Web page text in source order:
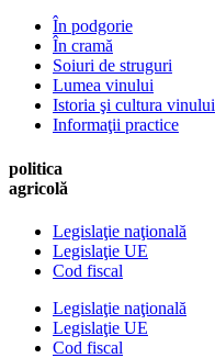
În podgorie
În cramă
Soiuri de struguri
Lumea vinului
Istoria şi cultura vinului
Informaţii practice
politica
agricolă
Legislaţie naţională
Legislaţie UE
Cod fiscal
Legislaţie naţională
Legislaţie UE
Cod fiscal